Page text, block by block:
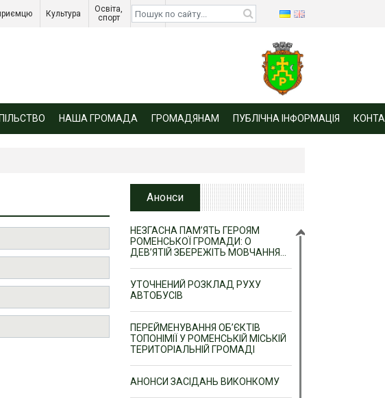
Культура
Освіта,
спорт
Діти
війни
НАША ГРОМАДА ГРОМАДЯНАМ ПУБЛІЧНА ІНФОРМАЦІЯ
Анонси
НЕЗГАСНА ПАМ’ЯТЬ ГЕРОЯМ
РОМЕНСЬКОЇ ГРОМАДИ: О
ДЕВ’ЯТІЙ ЗБЕРЕЖІТЬ МОВЧАННЯ…
УТОЧНЕНИЙ РОЗКЛАД РУХУ
АВТОБУСІВ
ПЕРЕЙМЕНУВАННЯ ОБ’ЄКТІВ
ТОПОНІМІЇ У РОМЕНСЬКІЙ МІСЬКІЙ
ТЕРИТОРІАЛЬНІЙ ГРОМАДІ
АНОНСИ ЗАСІДАНЬ ВИКОНКОМУ